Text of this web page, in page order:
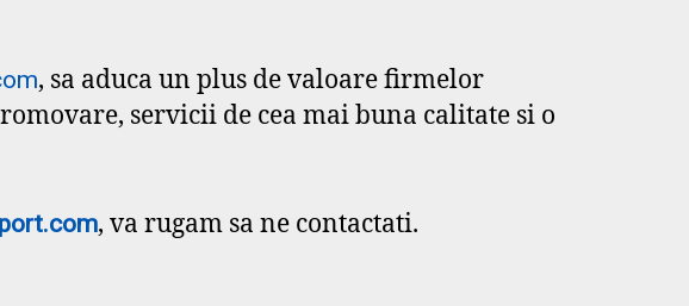
, sa aduca un plus de valoare firmelor
servicii de cea mai buna calitate si o
, va rugam sa ne contactati.